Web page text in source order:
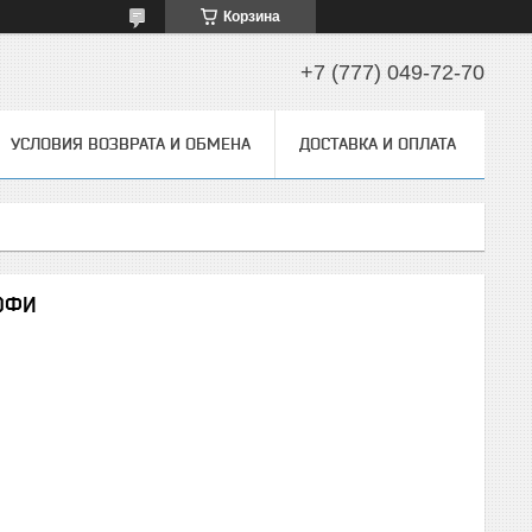
Корзина
+7 (777) 049-72-70
УСЛОВИЯ ВОЗВРАТА И ОБМЕНА ДОСТАВКА И ОПЛАТА